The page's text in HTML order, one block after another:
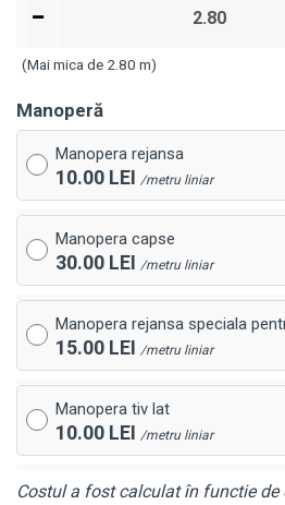
(Mai mica de 2.80 m)
Manoperă
Manopera rejansa
10.00 LEI /metru liniar
Manopera capse
30.00 LEI /metru liniar
Manopera rejansa speciala
15.00 LEI /metru liniar
Manopera tiv lat
10.00 LEI /metru liniar
Costul a fost calculat în functie